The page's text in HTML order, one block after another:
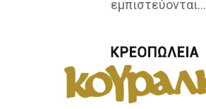
εμπιστεύονται...